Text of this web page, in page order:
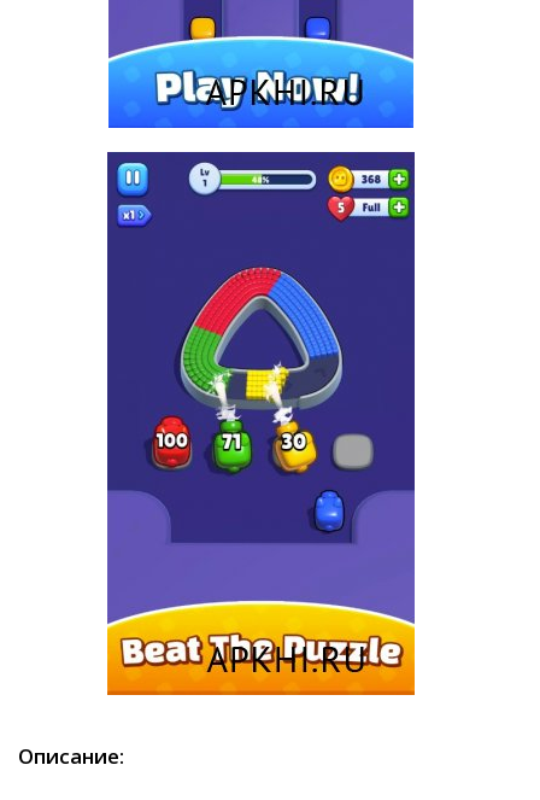
Описание: